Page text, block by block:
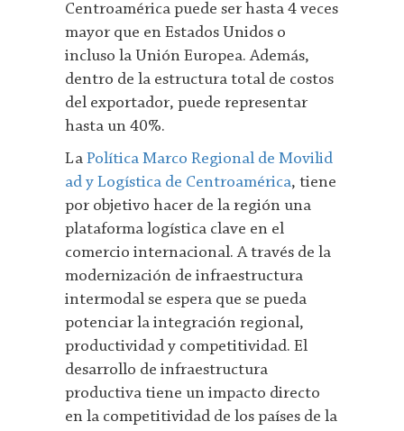
Centroamérica puede ser hasta 4 veces
mayor que en Estados Unidos o
incluso la Unión Europea. Además,
dentro de la estructura total de costos
del exportador, puede representar
hasta un 40%.
La Política Marco Regional de Movilid
ad y Logística de Centroamérica, tiene
por objetivo hacer de la región una
plataforma logística clave en el
comercio internacional. A través de la
modernización de infraestructura
intermodal se espera que se pueda
potenciar la integración regional,
productividad y competitividad. El
desarrollo de infraestructura
productiva tiene un impacto directo
en la competitividad de los países de la